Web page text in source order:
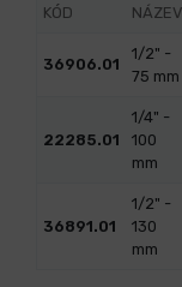
KÓD NÁZEV
36906.01
1/2" -
75 mm
22285.01
1/4" -
100
mm
36891.01
1/2" -
130
mm